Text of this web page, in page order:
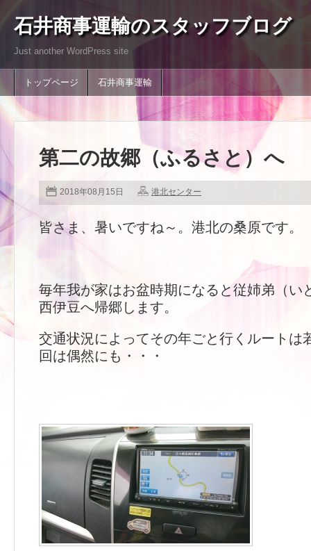
石井商事運輸のスタッフブログ
Just another WordPress site
トップページ 石井商事運輸
第二の故郷（ふるさと）へ
2018年08月15日 港北センター
皆さま、暑いですね～。港北の桑原です。
毎年我が家はお盆時期になると従姉弟（い
西伊豆へ帰郷します。
交通状況によってその年ごと行くルートは
回は偶然にも・・・